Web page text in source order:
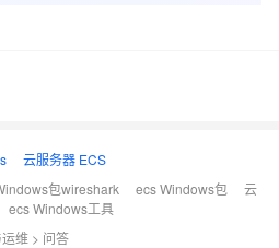
云服务器 ECS
包wireshark ecs Windows包
云
ecs Windows工具
维 > 问答